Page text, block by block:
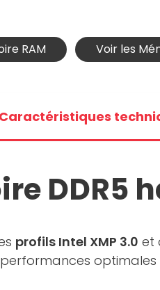
RAM Voir les
DDR5
profils Intel XMP 3.0 et
optimales